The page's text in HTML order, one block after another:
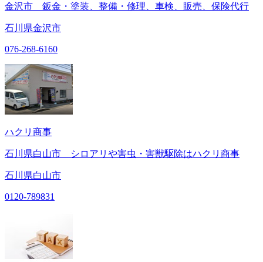
金沢市 鈑金・塗装、整備・修理、車検、販売、保険代行
石川県金沢市
076-268-6160
ハクリ商事
石川県白山市 シロアリや害虫・害獣駆除はハクリ商事
石川県白山市
0120-789831